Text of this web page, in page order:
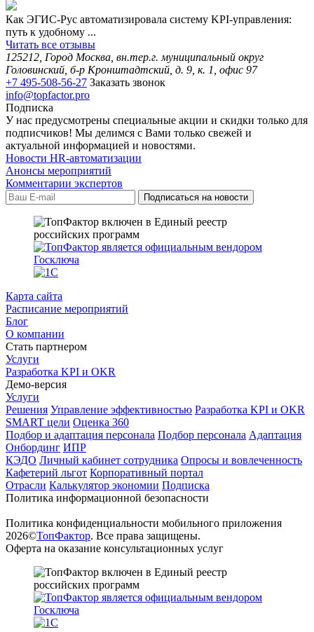
Как ЭГИС-Рус автоматизировала систему KPI-управления:
путь к удобному ...
Читать все отзывы
125212, Город Москва, вн.тер.г. муниципальный округ
Головинский, б-р Кронштадтский, д. 9, к. 1, офис 97
+7 495-508-56-27 Заказать звонок
info@topfactor.pro
Подписка
У нас предусмотрены специальные акции и скидки только для
подписчиков! Мы делимся с Вами только свежей и
актуальной информацией и новостями.
Новости HR-автоматизации
Анонсы мероприятий
Комментарии экспертов
Карта сайта
Расписание мероприятий
Блог
О компании
Стать партнером
Услуги
Разработка KPI и OKR
Демо-версия
Услуги
Решения Управление эффективностью Разработка KPI и OKR
SMART цели Оценка 360
Подбор и адаптация персонала Подбор персонала Адаптация
Онбординг ИПР
КЭДО Личный кабинет сотрудника Опросы и вовлеченность
Кафетерий льгот Корпоративный портал
Отрасли Калькулятор экономии Подписка
Политика информационной безопасности
Политика конфиденциальности мобильного приложения
2026©ТопФактор. Все права защищены.
Оферта на оказание консультационных услуг